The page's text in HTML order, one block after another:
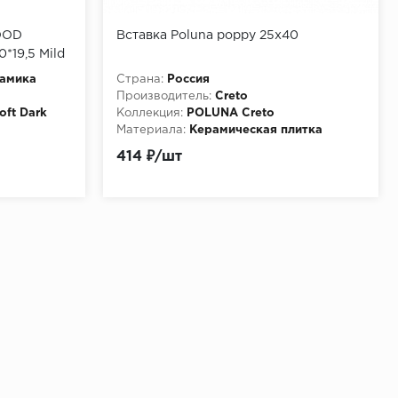
Mild
Dark
Вставка Poluna poppy 25х40
Страна:
Россия
Производитель: Creto
Коллекция:
POLUNA Creto
Материала:
Керамическая плитка
414 ₽/шт